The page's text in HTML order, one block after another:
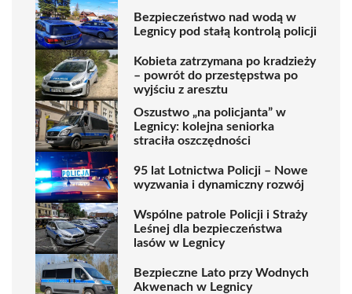
Bezpieczeństwo nad wodą w
Legnicy pod stałą kontrolą policji
Kobieta zatrzymana po kradzieży
– powrót do przestępstwa po
wyjściu z aresztu
Oszustwo „na policjanta” w
Legnicy: kolejna seniorka
straciła oszczędności
95 lat Lotnictwa Policji – Nowe
wyzwania i dynamiczny rozwój
Wspólne patrole Policji i Straży
Leśnej dla bezpieczeństwa
lasów w Legnicy
Bezpieczne Lato przy Wodnych
Akwenach w Legnicy